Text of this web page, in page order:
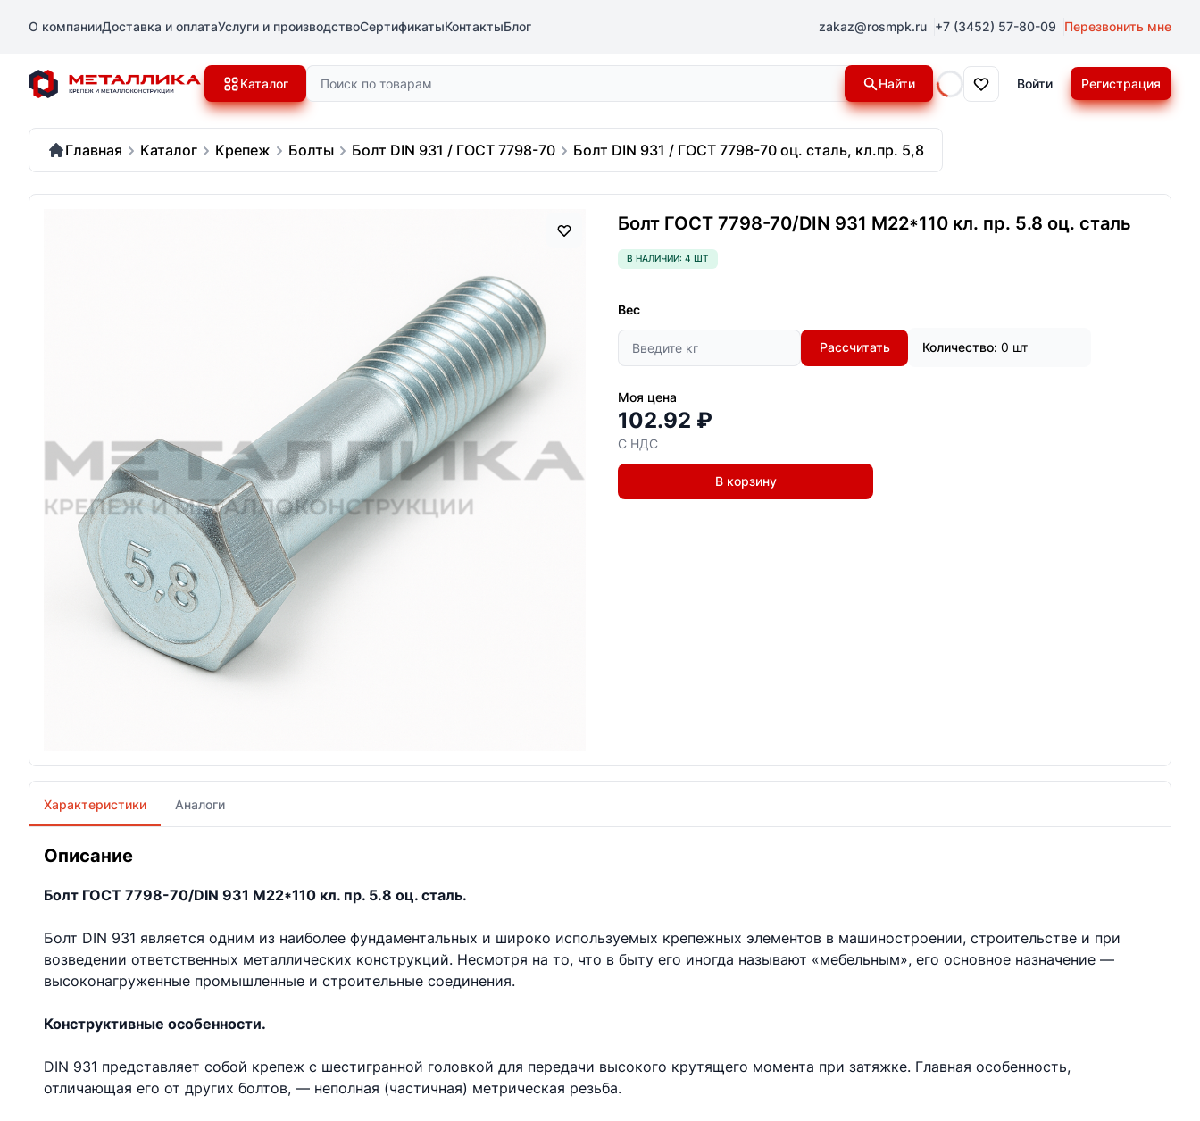
О компанииДоставка и оплатаУслуги и производствоСертификатыКонтактыБлог zakaz@rosmpk.ru +7 (3452) 57-80-09 Перезвонить мне
Каталог Поиск Найти
Loading...
Войти Регистрация
Главная Каталог Крепеж Болты Болт DIN 931 / ГОСТ 7798-70 Болт DIN 931 / ГОСТ 7798-70 оц. сталь, кл.пр. 5,8
Болт ГОСТ 7798-70/DIN 931 М22*110 кл. пр. 5.8 оц. сталь
В НАЛИЧИИ: 4 ШТ
Вес
Рассчитать Количество: 0 шт
Моя цена
102.92 ₽
С НДС
В корзину
Характеристики Аналоги
Описание
Болт ГОСТ 7798-70/DIN 931 М22*110 кл. пр. 5.8 оц. сталь.
Болт DIN 931 является одним из наиболее фундаментальных и широко используемых крепежных элементов в машиностроении, строительстве и при
возведении ответственных металлических конструкций. Несмотря на то, что в быту его иногда называют «мебельным», его основное назначение —
высоконагруженные промышленные и строительные соединения.
Конструктивные особенности.
DIN 931 представляет собой крепеж с шестигранной головкой для передачи высокого крутящего момента при затяжке. Главная особенность,
отличающая его от других болтов, — неполная (частичная) метрическая резьба.